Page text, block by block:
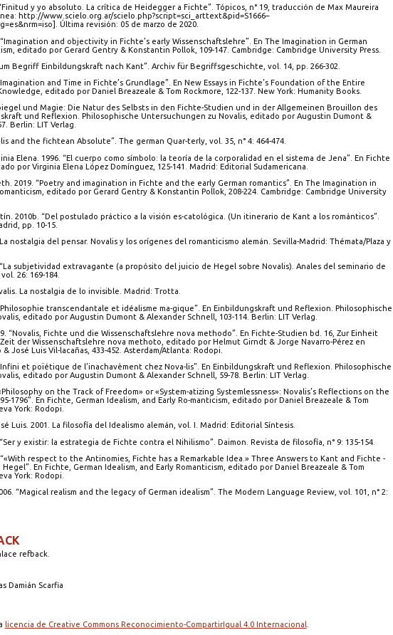
y yo absoluto. La crítica de Heidegger a Fichte”. Tópicos, n° 19, traducción de Max Maureira
http://www.scielo.org.ar/scielo.php?script=sci_arttext&pid=S1666–
Última revisión: 05 de marzo de 2020.
and objectivity in Fichte’s early Wissenschaftslehre”. En The Imagination in German
editado por Gerard Gentry & Konstantin Pollok, 109-147. Cambridge: Cambridge University Press.
Begriff Einbildungskraft nach Kant”. Archiv für Begriffsgeschichte, vol. 14, pp. 266-302.
and Time in Fichte’s Grundlage”. En New Essays in Fichte’s Foundation of the Entire
editado por Daniel Breazeale & Tom Rockmore, 122-137. New York: Humanity Books.
und Magie: Die Natur des Selbsts in den Fichte-Studien und in der Allgemeinen Brouillon des
und Reflexion. Philosophische Untersuchungen zu Novalis, editado por Augustin Dumont &
Berlin: LIT Verlag.
and the fichtean Absolute”. The german Quar-terly, vol. 35, n° 4: 464-474.
Elena. 1996. “El cuerpo como símbolo: la teoría de la corporalidad en el sistema de Jena”. En Fichte
por Virginia Elena López Domínguez, 125-141. Madrid: Editorial Sudamericana.
2019. “Poetry and imagination in Fichte and the early German romantics”. En The Imagination in
editado por Gerard Gentry & Konstantin Pollok, 208-224. Cambridge: Cambridge University
2010b. “Del postulado práctico a la visión es-catológica. (Un itinerario de Kant a los románticos”.
pp. 10-15.
La nostalgia del pensar. Novalis y los orígenes del romanticismo alemán. Sevilla-Madrid: Thémata/Plaza y
“La subjetividad extravagante (a propósito del juicio de Hegel sobre Novalis). Anales del seminario de
26: 169-184.
La nostalgia de lo invisible. Madrid: Trotta.
transcendantale et idéalisme ma-gique”. En Einbildungskraft und Reflexion. Philosophische
editado por Augustin Dumont & Alexander Schnell, 103-114. Berlin: LIT Verlag.
“Novalis, Fichte und die Wissenschaftslehre nova methodo”. En Fichte-Studien bd. 16, Zur Einheit
der Wissenschaftslehre nova methoto, editado por Helmut Girndt & Jorge Navarro-Pérez en
José Luis Vil-lacañas, 433-452. Asterdam/Atlanta: Rodopi.
et poïétique de l’inachavèment chez Nova-lis”. En Einbildungskraft und Reflexion. Philosophische
editado por Augustin Dumont & Alexander Schnell, 59-78. Berlin: LIT Verlag.
on the Track of Freedom» or «System-atizing Systemlessness»: Novalis’s Reflections on the
1796”. En Fichte, German Idealism, and Early Ro-manticism, editado por Daniel Breazeale & Tom
York: Rodopi.
Luis. 2001. La filosofía del Idealismo alemán, vol. I. Madrid: Editorial Síntesis.
“Ser y existir: la estrategia de Fichte contra el Nihilismo”. Daimon. Revista de filosofía, n° 9: 135-154.
respect to the Antinomies, Fichte has a Remarkable Idea.» Three Answers to Kant and Fichte -
En Fichte, German Idealism, and Early Romanticism, editado por Daniel Breazeale & Tom
York: Rodopi.
“Magical realism and the legacy of German idealism”. The Modern Language Review, vol. 101, n° 2:
refback.
Damián Scarfia
licencia de Creative Commons Reconocimiento-CompartirIgual 4.0 Internacional